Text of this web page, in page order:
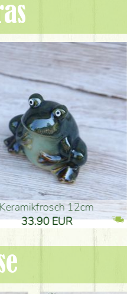
Keramikfrosch 12cm
33.90 EUR